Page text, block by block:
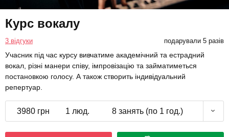
Курс вокалу
3 відгуки подарували 5 разів
Учасник під час курсу вивчатиме академічний та естрадний
вокал, різні манери співу, імпровізацію та займатиметься
постановкою голосу. А також створить індивідуальний
репертуар.
3980 грн 1 люд. 8 занять (по 1 год.)